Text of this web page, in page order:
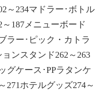
～234マドラー･ボトル
187メニューボード
ラー･ピック・カトラ
ンスタンド262～263
グケース･PPラタンケ
271ホテルグッズ274～